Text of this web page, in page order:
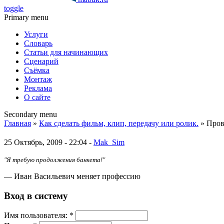
toggle
Primary menu
Услуги
Словарь
Статьи для начинающих
Сценарий
Съёмка
Монтаж
Реклама
О сайте
Secondary menu
Главная » Как сделать фильм, клип, передачу или ролик. »
25 Октябрь, 2009 - 22:04 - Mak_Sim
"Я требую продолжения банкета!"
— Иван Васильевич меняет профессию
Вход в систему
Имя пoльзовaтeля: *